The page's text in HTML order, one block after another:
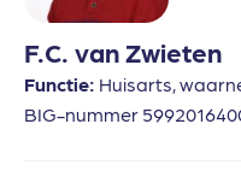
F.C. van Zwieten
Functie: Huisarts,
BIG-nummer